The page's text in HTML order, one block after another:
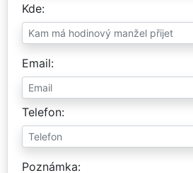
Kde
Email
Telefon
Poznámka